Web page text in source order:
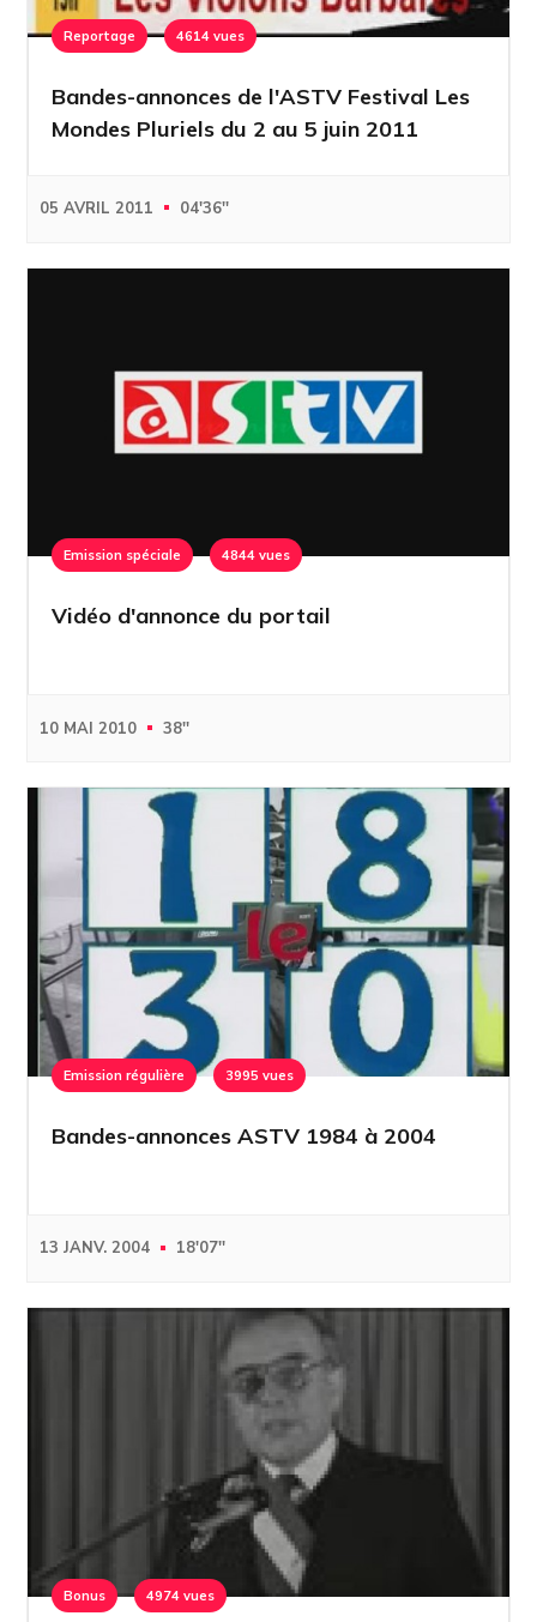
Reportage 4614 vues
Bandes-annonces de l'ASTV Festival Les
Mondes Pluriels du 2 au 5 juin 2011
05 AVRIL 2011 04'36''
Emission spéciale 4844 vues
Vidéo d'annonce du portail
10 MAI 2010 38''
Emission régulière 3995 vues
Bandes-annonces ASTV 1984 à 2004
13 JANV. 2004 18'07''
Bonus 4974 vues